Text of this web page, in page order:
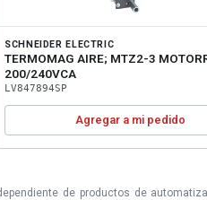
SCHNEIDER ELECTRIC
TERMOMAG AIRE; MTZ2-3
200/240VCA
LV847894SP
Agregar a mi pedido
de productos de